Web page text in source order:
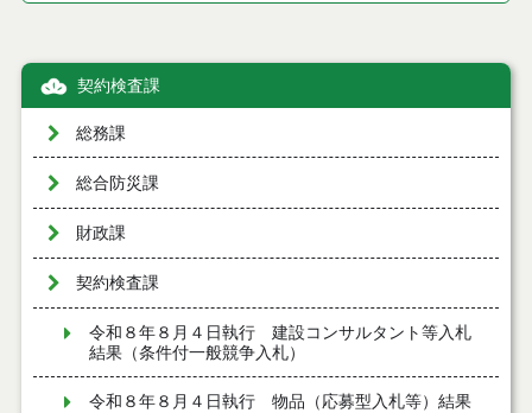
契約検査課
総務課
総合防災課
財政課
契約検査課
令和８年８月４日執行 建設コンサルタント等入札
結果（条件付一般競争入札）
令和８年８月４日執行 物品（応募型入札等）結果